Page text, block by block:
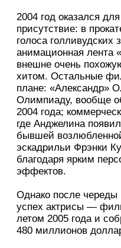
2004 год оказался
присутствие: в
голоса
анимационная лента
внешне очень
хитом. Остальные
плане: «Александр»
Олимпиаду, вообще
2004 года;
где Анджелина
бывшей
эскадрильи Фрэнки
благодаря ярким
эффектов.
Однако после череды
успех актрисы —
летом 2005 года и
480 миллионов